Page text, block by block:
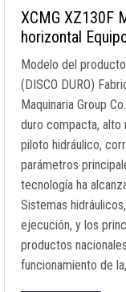
XCMG XZ130F
horizontal
Modelo del
(DISCO DURO)
Maquinaria Group
duro compacta, alto
piloto hidráulico,
parámetros
tecnología ha
Sistemas
ejecución, y los
productos
funcionamiento de